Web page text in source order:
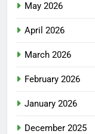
May 2026
April 2026
March 2026
February 2026
January 2026
December 2025